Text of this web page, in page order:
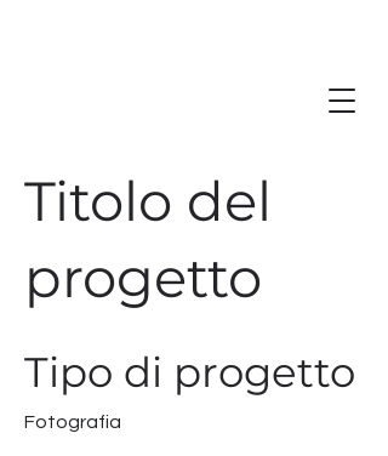
Titolo del
progetto
Tipo di progetto
Fotografia